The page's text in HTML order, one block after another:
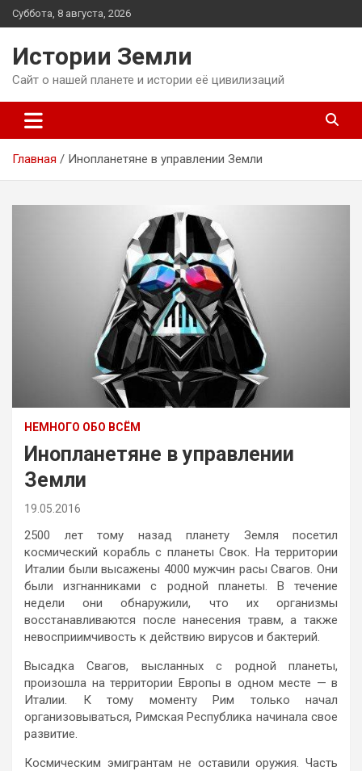
Перейти
к
Суббота, 8 августа, 2026
Истории Земли
Сайт о нашей планете и истории её цивилизаций
Главная Инопланетяне в управлении Земли
НЕМНОГО ОБО ВСЁМ
Инопланетяне в управлении
Земли
19.05.2016
2500 лет тому назад планету Земля посетил
космический корабль с планеты Свок. На территории
Италии были высажены 4000 мужчин расы Свагов. Они
были изгнанниками с родной планеты. В течение
недели они обнаружили, что их организмы
восстанавливаются после нанесения травм, а также
невосприимчивость к действию вирусов и бактерий.
Высадка Свагов, высланных с родной планеты,
произошла на территории Европы в одном месте — в
Италии. К тому моменту Рим только начал
организовываться, Римская Республика начинала свое
развитие.
Космическим эмигрантам не оставили оружия. Часть